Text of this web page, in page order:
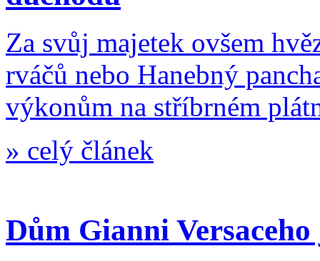
Za svůj majetek ovšem
rváčů nebo Hanebný
výkonům na stříbrném
» celý článek
Dům Gianni